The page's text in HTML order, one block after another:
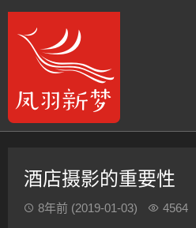
酒店摄影的重要性
8年前 (2019-01-03) 4564